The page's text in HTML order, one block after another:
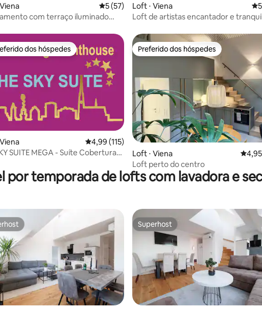
5 de uma avaliação média de 5, 57 avaliações
5 (57)
com terraço iluminado
Loft ⋅ Viena 5
Loft de artistas encantador e
média de 5, 177 avaliações
os melhores preferidos dos hóspedes
dos hóspedes
4,99 de uma avaliação média de 5, 115 avaliações
4,99 (115)
SUITE MEGA - Suíte Cobertura
Preferido dos hóspedes
Preferido dos hóspedes
Loft ⋅ Viena 4,95
Loft perto do centro
por temporada de lofts com lavadora e
Superhost
Superhost